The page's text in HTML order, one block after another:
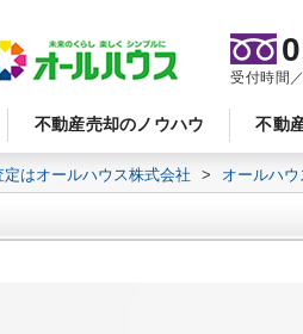
不動産売却のノウハウ 不動
受付時間
はオールハウス株式会社 > オールハ